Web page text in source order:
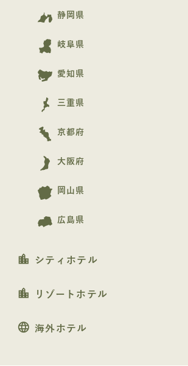
静岡県
岐阜県
愛知県
三重県
京都府
大阪府
岡山県
広島県
location_city シティホテル
location_city リゾートホテル
language 海外ホテル